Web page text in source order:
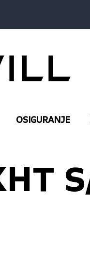
OSIGURANJE